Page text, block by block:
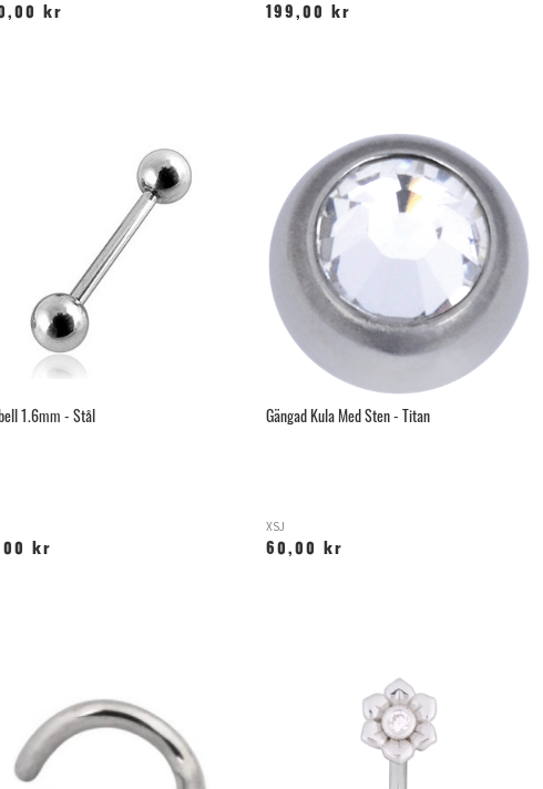
kr
199,00 kr
1.6mm - Stål
kr
Gängad Kula Med Sten - Titan
XSJ
60,00 kr